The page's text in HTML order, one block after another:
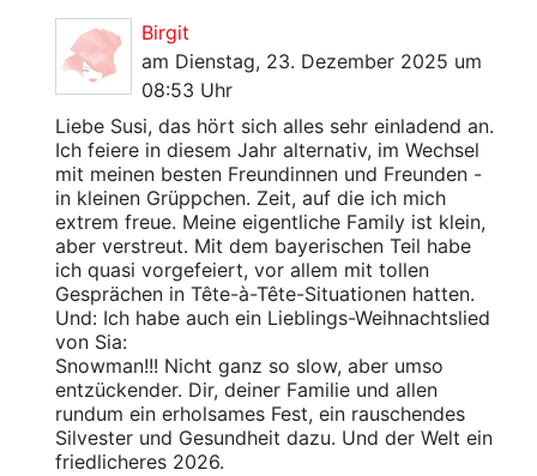
Birgit
am Dienstag, 23. Dezember 2025 um
08:53 Uhr
Liebe Susi, das hört sich alles sehr einladend an.
Ich feiere in diesem Jahr alternativ, im Wechsel
mit meinen besten Freundinnen und Freunden -
in kleinen Grüppchen. Zeit, auf die ich mich
extrem freue. Meine eigentliche Family ist klein,
aber verstreut. Mit dem bayerischen Teil habe
ich quasi vorgefeiert, vor allem mit tollen
Gesprächen in Tête-à-Tête-Situationen hatten.
Und: Ich habe auch ein Lieblings-Weihnachtslied
von Sia:
Snowman!!! Nicht ganz so slow, aber umso
entzückender. Dir, deiner Familie und allen
rundum ein erholsames Fest, ein rauschendes
Silvester und Gesundheit dazu. Und der Welt ein
friedlicheres 2026.